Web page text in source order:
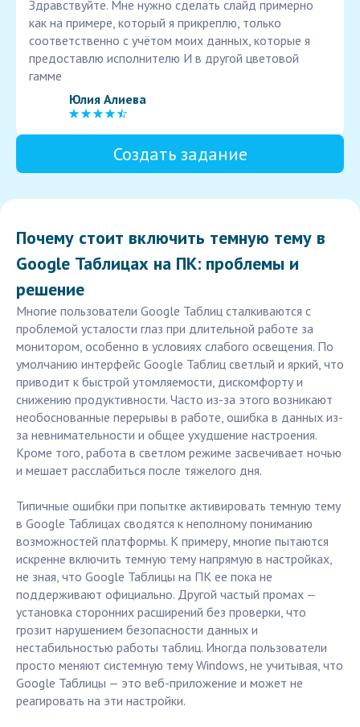
Здравствуйте. Мне нужно сделать слайд примерно
как на примере, который я прикреплю, только
соответственно с учётом моих данных, которые я
предоставлю исполнителю И в другой цветовой
гамме
Юлия Алиева
Создать задание
Почему стоит включить темную тему в
Google Таблицах на ПК: проблемы и
решение
Многие пользователи Google Таблиц сталкиваются с
проблемой усталости глаз при длительной работе за
монитором, особенно в условиях слабого освещения. По
умолчанию интерфейс Google Таблиц светлый и яркий, что
приводит к быстрой утомляемости, дискомфорту и
снижению продуктивности. Часто из-за этого возникают
необоснованные перерывы в работе, ошибка в данных из-
за невнимательности и общее ухудшение настроения.
Кроме того, работа в светлом режиме засвечивает ночью
и мешает расслабиться после тяжелого дня.
Типичные ошибки при попытке активировать темную тему
в Google Таблицах сводятся к неполному пониманию
возможностей платформы. К примеру, многие пытаются
искренне включить темную тему напрямую в настройках,
не зная, что Google Таблицы на ПК ее пока не
поддерживают официально. Другой частый промах —
установка сторонних расширений без проверки, что
грозит нарушением безопасности данных и
нестабильностью работы таблиц. Иногда пользователи
просто меняют системную тему Windows, не учитывая, что
Google Таблицы — это веб-приложение и может не
реагировать на эти настройки.